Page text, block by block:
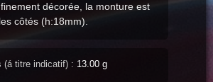
décorée, la monture est
côtés (h:18mm).
(á titre indicatif) : 13.00 g